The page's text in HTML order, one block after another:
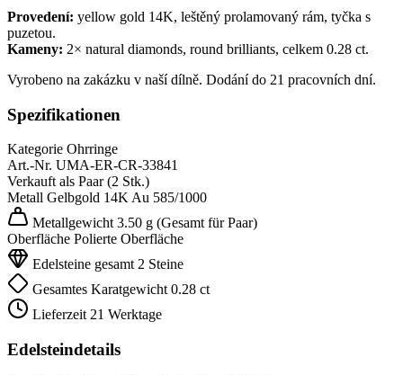
Provedení: yellow gold 14K, leštěný prolamovaný rám, tyčka s
puzetou.
Kameny: 2× natural diamonds, round brilliants, celkem 0.28 ct.
Vyrobeno na zakázku v naší dílně. Dodání do 21 pracovních dní.
Spezifikationen
Kategorie Ohrringe
Art.-Nr. UMA-ER-CR-33841
Verkauft als Paar (2 Stk.)
Metall Gelbgold 14KAu 585/1000
Metallgewicht 3.50 g (Gesamt für Paar)
Oberfläche Polierte Oberfläche
Edelsteine gesamt 2 Steine
Gesamtes Karatgewicht 0.28 ct
Lieferzeit 21 Werktage
Edelsteindetails